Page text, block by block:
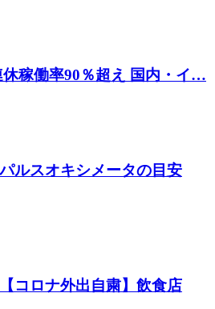
休稼働率90％超え 国内・イ…
ルスオキシメータの目安
コロナ外出自粛】飲食店